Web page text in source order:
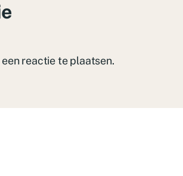
een reactie te plaatsen.